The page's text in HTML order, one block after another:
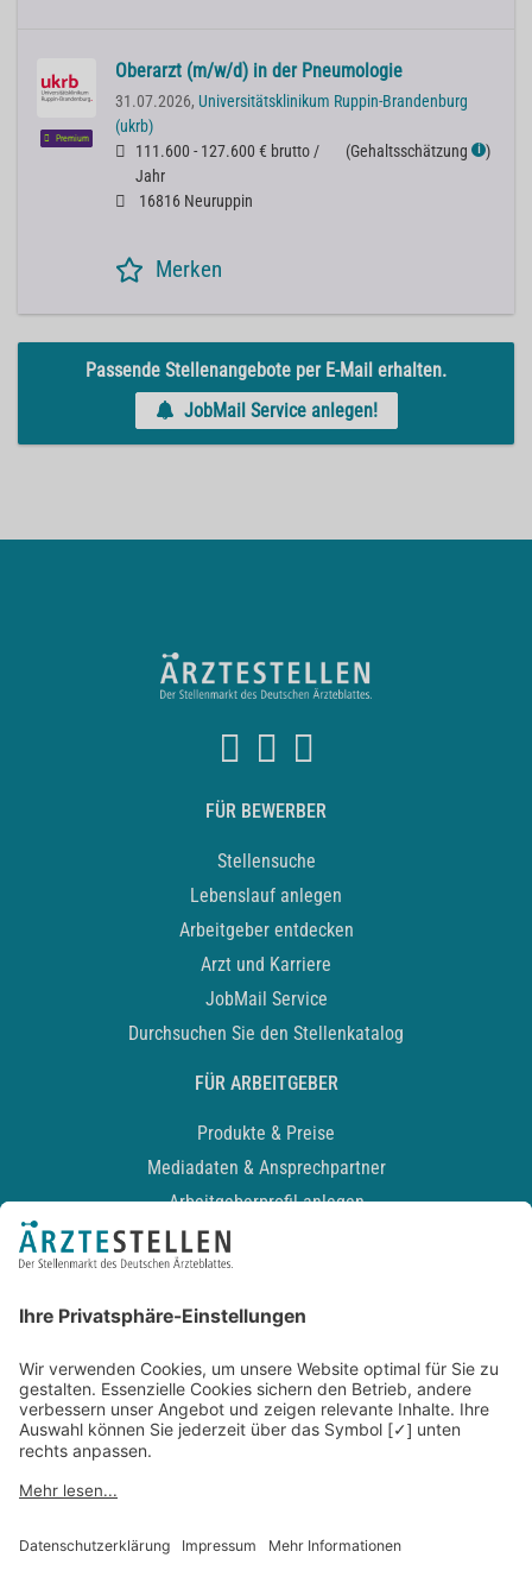
Premium
Oberarzt (m/w/d) in der Pneumologie
31.07.2026, Universitätsklinikum Ruppin-Brandenburg
(ukrb)
111.600 - 127.600 € brutto /
Jahr
(Gehaltsschätzung ℹ )
16816 Neuruppin
Merken
Passende Stellenangebote per E-Mail erhalten.
JobMail Service anlegen!
FÜR BEWERBER
Stellensuche
Lebenslauf anlegen
Arbeitgeber entdecken
Arzt und Karriere
JobMail Service
Durchsuchen Sie den Stellenkatalog
FÜR ARBEITGEBER
Produkte & Preise
Mediadaten & Ansprechpartner
Arbeitgeberprofil anlegen
Recruiting-Podcast
Kontakt
Datenschutz
Newsletter